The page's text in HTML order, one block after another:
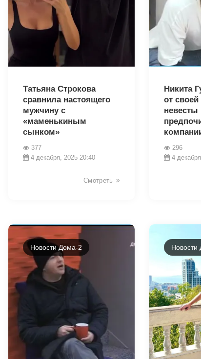
Татьяна Строкова
сравнила настоящего
мужчину с
«маменькиным
сынком»
377
4 декабря, 2025 20:40
Смотреть
Никита
от
невесты
296
4
Новости Дома-2 Новости